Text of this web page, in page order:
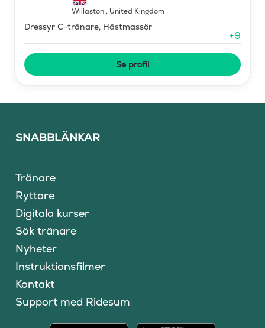
Willaston, United Kingdom
Dressyr C-tränare, Hästmassör
+9
Se profil
SNABBLÄNKAR
Tränare
Ryttare
Digitala kurser
Sök tränare
Nyheter
Instruktionsfilmer
Kontakt
Support med Ridesum